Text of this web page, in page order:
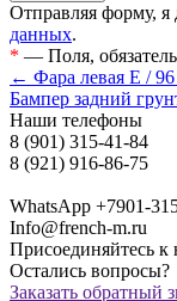
Отправляя форму, я
данных.
* — Поля,
← Фара левая E /
Бампер задний
Наши телефоны
8 (901) 315-41-84
8 (921) 916-86-75
WhatsApp +7901-
Info@french-m.ru
Присоединяйтесь к
Остались вопросы?
Заказать обратный